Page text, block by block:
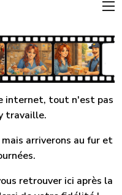
internet, tout n'est pas
travaille.
arriverons au fur et
retrouver ici après la